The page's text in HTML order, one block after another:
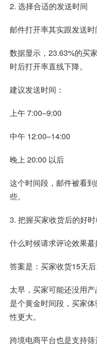
2. 选择合适的发送时间
邮件打开率其实跟发送时
数据显示，23.63%的买
时后打开率直线下降。
建议发送时间：
上午 7:00–9:00
中午 12:00–14:00
晚上 20:00 以后
这个时间段，邮件被看
些。
3. 把握买家收货后的好
什么时候请求评论效果蕞
答案是：买家收货15天后
太早，买家可能还没用
是个黄金时间段，买家
性更大。
跨境电商平台也是支持